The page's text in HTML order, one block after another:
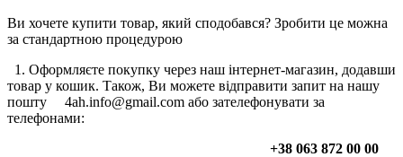
Ви хочете купити товар, який сподобався? Зробити це можна
за стандартною процедурою
1. Оформляєте покупку через наш інтернет-магазин, додавши
товар у кошик. Також, Ви можете відправити запит на нашу
пошту 4ah.info@gmail.com або зателефонувати за
телефонами:
+38 063 872 00 00